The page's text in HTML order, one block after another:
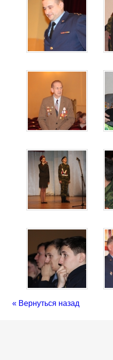
« Вернуться назад